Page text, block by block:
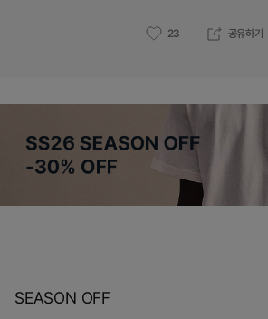
23 공유하기
SEASON OFF